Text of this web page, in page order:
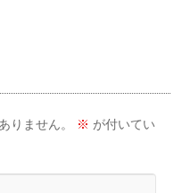
りません。 ※ が付いてい